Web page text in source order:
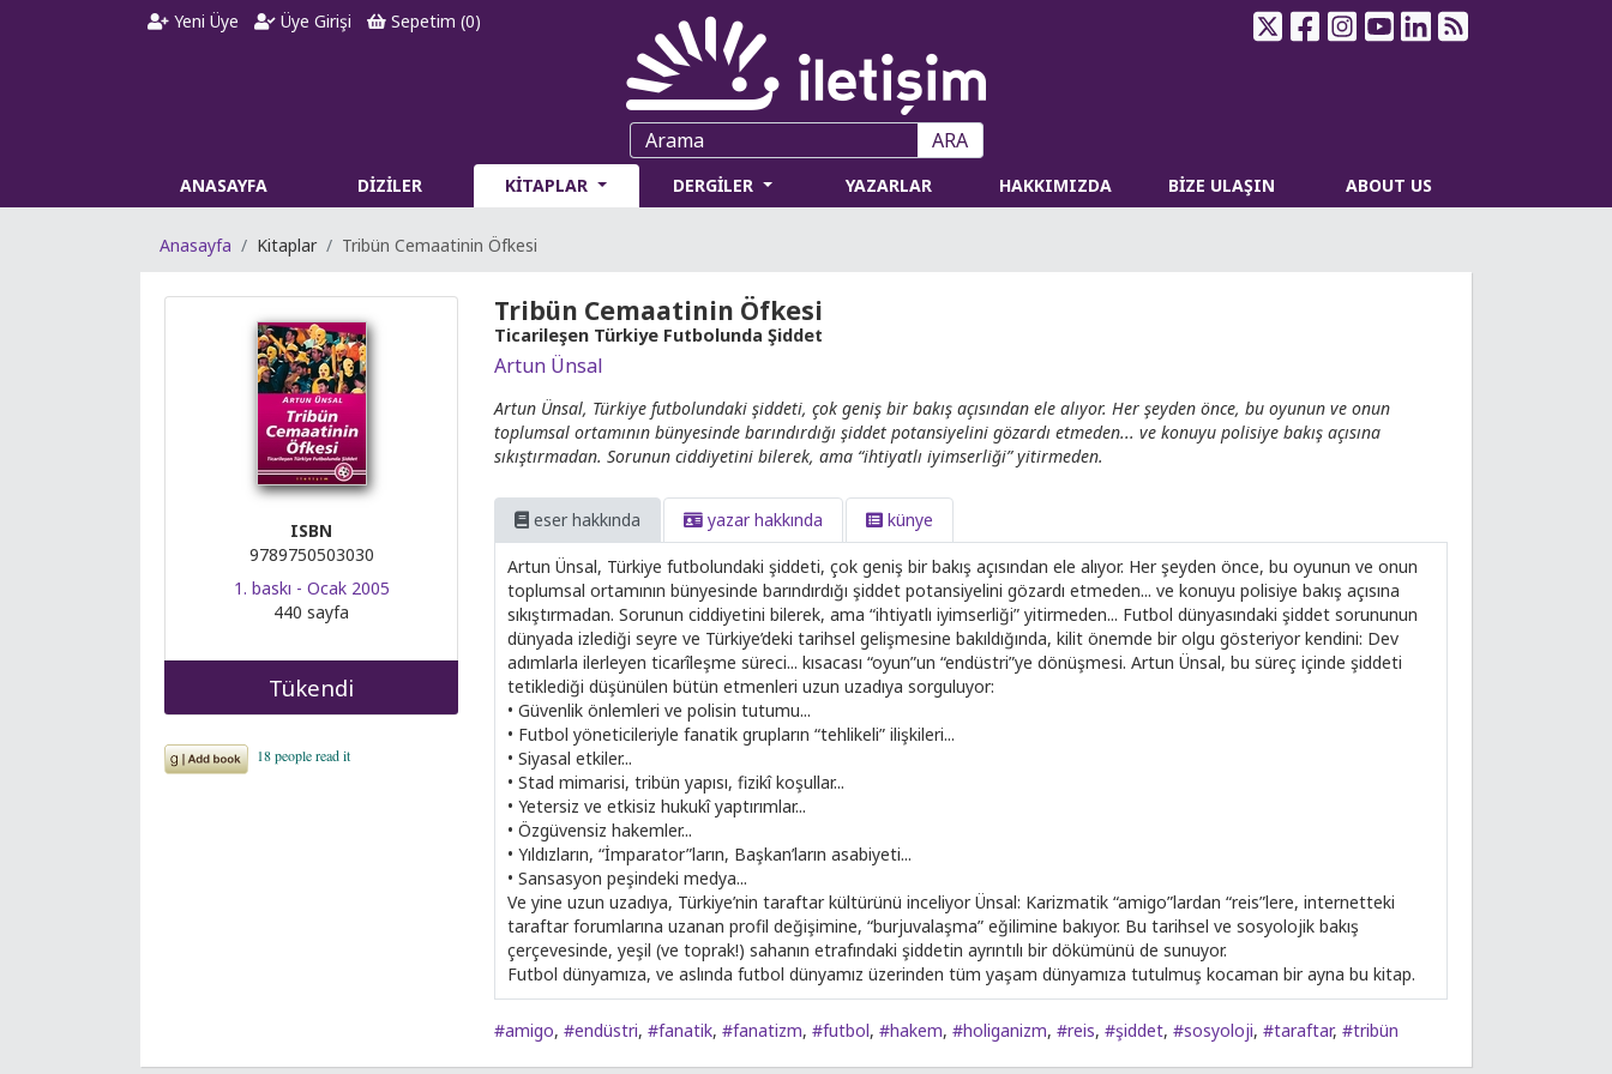
Yeni Üye Üye Girişi Sepetim (0)
ARA
ANASAYFA DİZİLER KİTAPLAR DERGİLER YAZARLAR HAKKIMIZDA BİZE ULAŞIN ABOUT US
Anasayfa Kitaplar Tribün Cemaatinin Öfkesi
ISBN
9789750503030
1. baskı - Ocak 2005
440 sayfa
Tükendi
Tribün Cemaatinin Öfkesi
Ticarileşen Türkiye Futbolunda Şiddet
Artun Ünsal
Artun Ünsal, Türkiye futbolundaki şiddeti, çok geniş bir bakış açısından ele alıyor. Her şeyden önce, bu oyunun ve onun
toplumsal ortamının bünyesinde barındırdığı şiddet potansiyelini gözardı etmeden... ve konuyu polisiye bakış açısına
sıkıştırmadan. Sorunun ciddiyetini bilerek, ama “ihtiyatlı iyimserliği” yitirmeden.
eser hakkında yazar hakkında künye
Artun Ünsal, Türkiye futbolundaki şiddeti, çok geniş bir bakış açısından ele alıyor. Her şeyden önce, bu oyunun ve onun
toplumsal ortamının bünyesinde barındırdığı şiddet potansiyelini gözardı etmeden... ve konuyu polisiye bakış açısına
sıkıştırmadan. Sorunun ciddiyetini bilerek, ama “ihtiyatlı iyimserliği” yitirmeden... Futbol dünyasındaki şiddet sorununun
dünyada izlediği seyre ve Türkiye’deki tarihsel gelişmesine bakıldığında, kilit önemde bir olgu gösteriyor kendini: Dev
adımlarla ilerleyen ticarîleşme süreci... kısacası “oyun”un “endüstri”ye dönüşmesi. Artun Ünsal, bu süreç içinde şiddeti
tetiklediği düşünülen bütün etmenleri uzun uzadıya sorguluyor:
• Güvenlik önlemleri ve polisin tutumu...
• Futbol yöneticileriyle fanatik grupların “tehlikeli” ilişkileri...
• Siyasal etkiler...
• Stad mimarisi, tribün yapısı, fizikî koşullar...
• Yetersiz ve etkisiz hukukî yaptırımlar...
• Özgüvensiz hakemler...
• Yıldızların, “İmparator”ların, Başkan’ların asabiyeti...
• Sansasyon peşindeki medya...
Ve yine uzun uzadıya, Türkiye’nin taraftar kültürünü inceliyor Ünsal: Karizmatik “amigo”lardan “reis”lere, internetteki
taraftar forumlarına uzanan profil değişimine, “burjuvalaşma” eğilimine bakıyor. Bu tarihsel ve sosyolojik bakış
çerçevesinde, yeşil (ve toprak!) sahanın etrafındaki şiddetin ayrıntılı bir dökümünü de sunuyor.
Futbol dünyamıza, ve aslında futbol dünyamız üzerinden tüm yaşam dünyamıza tutulmuş kocaman bir ayna bu kitap.
#amigo, #endüstri, #fanatik, #fanatizm, #futbol, #hakem, #holiganizm, #reis, #şiddet, #sosyoloji, #taraftar, #tribün